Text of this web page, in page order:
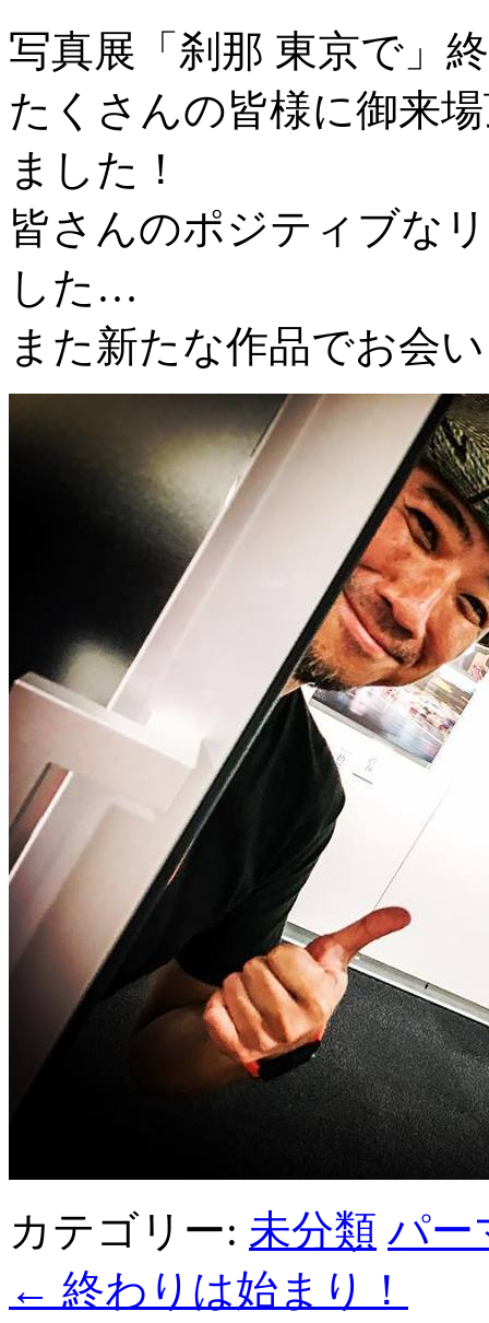
写真展「刹那 東京で」
たくさんの皆様に御来
ました！
皆さんのポジティブな
した…
また新たな作品でお会
カテゴリー: 未分類 パー
← 終わりは始まり！